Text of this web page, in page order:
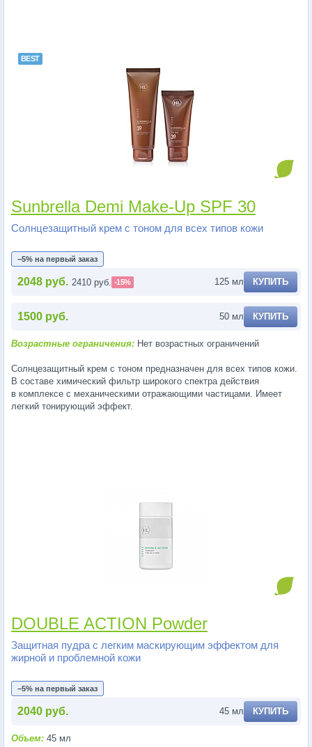
Sunbrella Demi Make-Up SPF 30
Солнцезащитный крем с тоном для всех типов кожи
−5% на первый заказ
2048 руб. 2410 руб. -15% 125 мл КУПИТЬ
1500 руб. 50 мл КУПИТЬ
Возрастные ограничения: Нет возрастных ограничений
Солнцезащитный крем с тоном предназначен для всех типов кожи.
В составе химический фильтр широкого спектра действия
в комплексе с механическими отражающими частицами. Имеет
легкий тонирующий эффект.
DOUBLE ACTION Powder
Защитная пудра с легким маскирующим эффектом для
жирной и проблемной кожи
−5% на первый заказ
2040 руб. 45 мл КУПИТЬ
Объем: 45 мл